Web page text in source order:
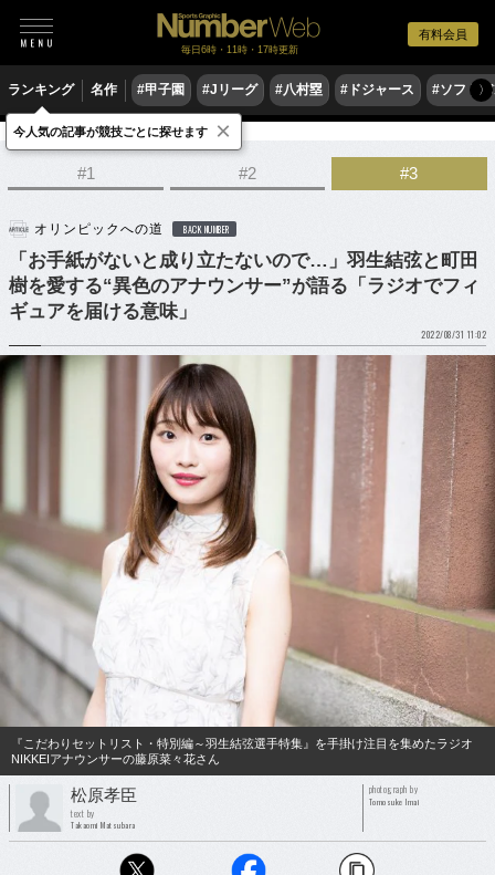
有料会員
毎日6時・11時・17時更新
ランキング 名作 #甲子園 #Jリーグ #八村塁 #ドジャース #ソフト〉
フィギュアスケート
#1 #2 #3
オリンピックへの道 BACK NUMBER
「お手紙がないと成り立たないので…」羽生結弦と町田
樹を愛する“異色のアナウンサー”が語る「ラジオでフィ
ギュアを届ける意味」
2022/08/31 11:02
『こだわりセットリスト・特別編～羽生結弦選手特集』を手掛け注目を集めたラジオ
NIKKEIアナウンサーの藤原菜々花さん
松原孝臣
text by
Takaomi Matsubara
photograph by
Tomosuke Imai
今人気の記事が競技ごとに探せます ×